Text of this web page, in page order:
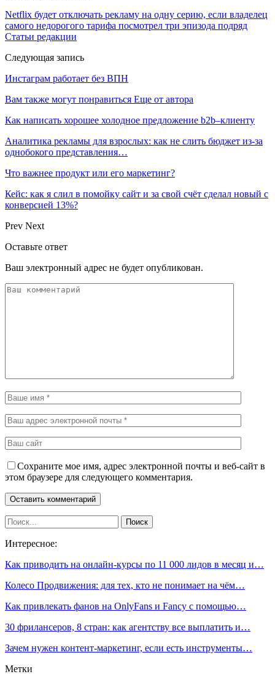
Netflix будет отключать рекламу на одну серию, если владелец
самого недорогого тарифа посмотрел три эпизода подряд
Статьи редакции
Следующая запись
Инстаграм работает без ВПН
Вам также могут понравиться Еще от автора
Как написать хорошее холодное предложение b2b–клиенту
Аналитика рекламы для взрослых: как не слить бюджет из-за
однобокого представления…
Что важнее продукт или его маркетинг?
Кейс: как я слил в помойку сайт и за свой счёт сделал новый с
конверсией 13%?
Prev Next
Оставьте ответ
Ваш электронный адрес не будет опубликован.
Сохраните мое имя, адрес электронной почты и веб-сайт в
этом браузере для следующего комментария.
Интересное:
Как приводить на онлайн-курсы по 11 000 лидов в месяц и…
Колесо Продвижения: для тех, кто не понимает на чём…
Как привлекать фанов на OnlyFans и Fancy с помощью…
30 фрилансеров, 8 стран: как агентству все выплатить и…
Зачем нужен контент-маркетинг, если есть инструменты…
Метки